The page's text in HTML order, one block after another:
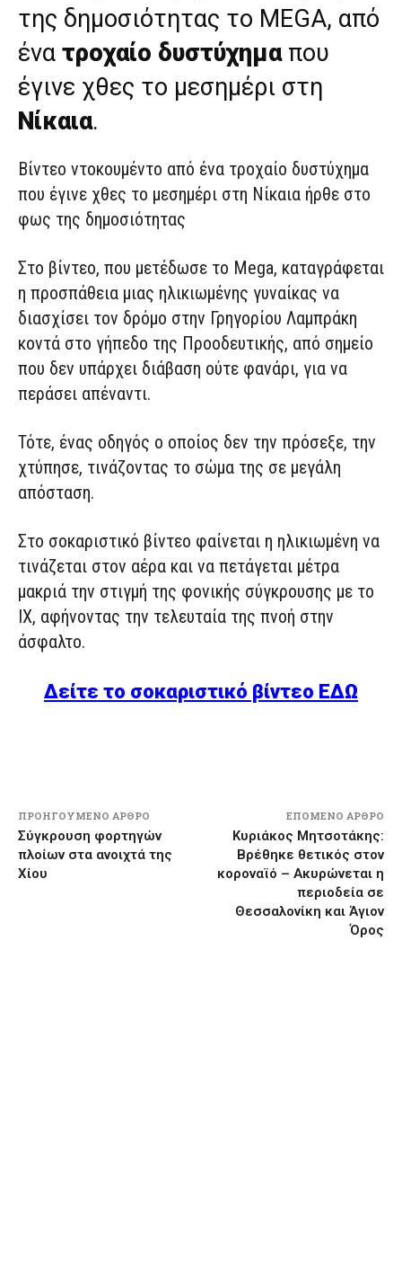
της δημοσιότητας το MEGA, από
ένα τροχαίο δυστύχημαπου
έγινε χθες το μεσημέρι στη
Νίκαια.
Βίντεο ντοκουμέντο από ένα τροχαίο δυστύχημα
που έγινε χθες το μεσημέρι στη Νίκαια ήρθε στο
φως της δημοσιότητας
Στο βίντεο, που μετέδωσε το Mega, καταγράφεται
η προσπάθεια μιας ηλικιωμένης γυναίκας να
διασχίσει τον δρόμο στην Γρηγορίου Λαμπράκη
κοντά στο γήπεδο της Προοδευτικής, από σημείο
που δεν υπάρχει διάβαση ούτε φανάρι, για να
περάσει απέναντι.
Τότε, ένας οδηγός ο οποίος δεν την πρόσεξε, την
χτύπησε, τινάζοντας το σώμα της σε μεγάλη
απόσταση.
Στο σοκαριστικό βίντεο φαίνεται η ηλικιωμένη να
τινάζεται στον αέρα και να πετάγεται μέτρα
μακριά την στιγμή της φονικής σύγκρουσης με το
ΙΧ, αφήνοντας την τελευταία της πνοή στην
άσφαλτο.
Δείτε το σοκαριστικό βίντεο ΕΔΩ
ΠΡΟΗΓΟΎΜΕΝΟ ΆΡΘΡΟ
Σύγκρουση φορτηγών
πλοίων στα ανοιχτά της
Χίου
ΕΠΌΜΕΝΟ ΆΡΘΡΟ
Κυριάκος Μητσοτάκης:
Βρέθηκε θετικός στον
κοροναϊό – Ακυρώνεται η
περιοδεία σε
Θεσσαλονίκη και Άγιον
Όρος